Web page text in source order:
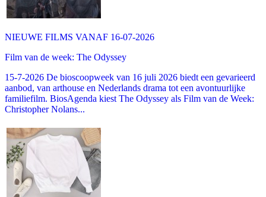
NIEUWE FILMS VANAF 16-07-2026
Film van de week: The Odyssey
15-7-2026 De bioscoopweek van 16 juli 2026 biedt een gevarieerd
aanbod, van arthouse en Nederlands drama tot een avontuurlijke
familiefilm. BiosAgenda kiest The Odyssey als Film van de Week:
Christopher Nolans...